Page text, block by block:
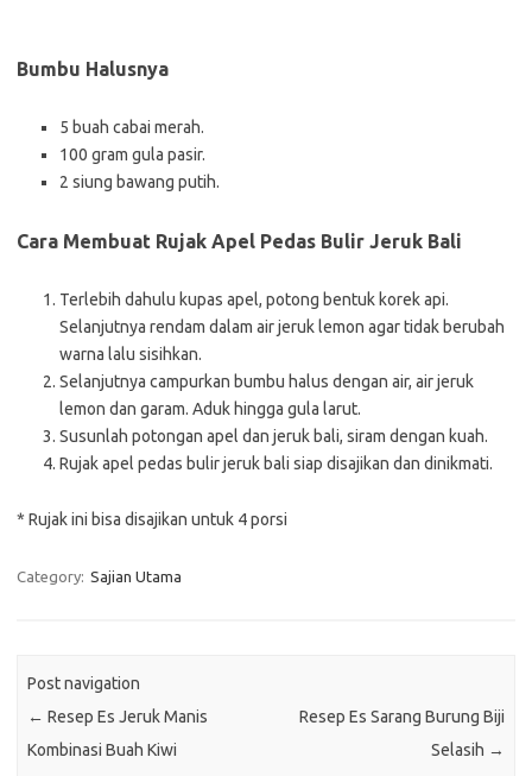
Bumbu Halusnya
5 buah cabai merah.
100 gram gula pasir.
2 siung bawang putih.
Cara Membuat Rujak Apel Pedas Bulir Jeruk Bali
Terlebih dahulu kupas apel, potong bentuk korek api.
Selanjutnya rendam dalam air jeruk lemon agar tidak berubah
warna lalu sisihkan.
Selanjutnya campurkan bumbu halus dengan air, air jeruk
lemon dan garam. Aduk hingga gula larut.
Susunlah potongan apel dan jeruk bali, siram dengan kuah.
Rujak apel pedas bulir jeruk bali siap disajikan dan dinikmati.
* Rujak ini bisa disajikan untuk 4 porsi
Category: Sajian Utama
Post navigation
← Resep Es Jeruk Manis
Kombinasi Buah Kiwi
Resep Es Sarang Burung Biji
Selasih →